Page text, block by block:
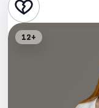
Стендап
12+